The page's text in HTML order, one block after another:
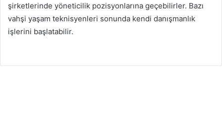
şirketlerinde yöneticilik pozisyonlarına geçebilirler. Bazı
vahşi yaşam teknisyenleri sonunda kendi danışmanlık
işlerini başlatabilir.